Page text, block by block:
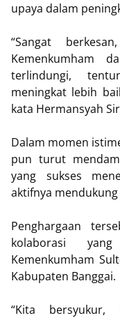
upaya dalam
“Sangat
Kemenkumham
terlindungi,
meningkat lebih
kata Hermansyah
Dalam momen
pun turut
yang sukses
aktifnya
Penghargaan
kolaborasi
Kemenkumham
Kabupaten Banggai.
“Kita bersyukur,